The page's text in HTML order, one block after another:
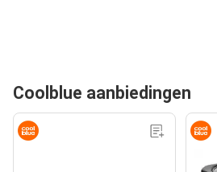
Coolblue aanbiedingen